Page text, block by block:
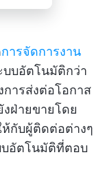
การจัดการงาน
บบอัตโนมัติกว่า
ารส่งต่อโอกาส
ฝ่ายขายโดย
ห้กับผู้ติดต่อต่างๆ
บอัตโนมัติที่ตอบ